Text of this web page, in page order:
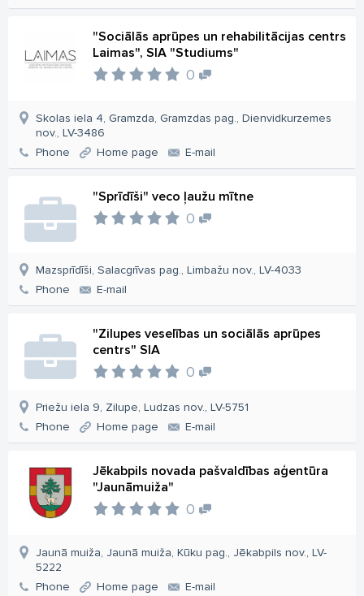
"Sociālās aprūpes un rehabilitācijas centrs
Laimas", SIA "Studiums"
0
Skolas iela 4, Gramzda, Gramzdas pag., Dienvidkurzemes
nov., LV-3486
Phone
Home page E-mail
"Sprīdīši" veco ļaužu mītne
0
Mazsprīdīši, Salacgrīvas pag., Limbažu nov., LV-4033
Phone
E-mail
"Zilupes veselības un sociālās aprūpes
centrs" SIA
0
Priežu iela 9, Zilupe, Ludzas nov., LV-5751
Phone
Home page E-mail
Jēkabpils novada pašvaldības aģentūra
"Jaunāmuiža"
0
Jaunā muiža, Jaunā muiža, Kūku pag., Jēkabpils nov., LV-
5222
Phone
Home page E-mail